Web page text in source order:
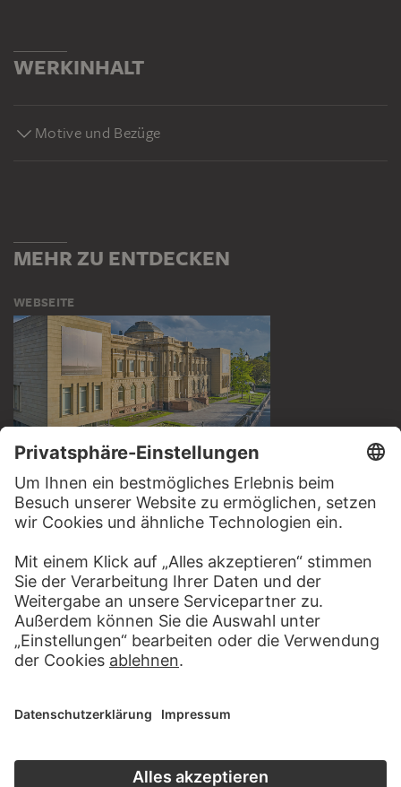
WERKINHALT
Motive und Bezüge
MEHR ZU ENTDECKEN
WEBSEITE
BESUCHEN SIE DAS
STÄDEL MUSEUM
ZUR WEBSEITE
KONTAKT
Haben Sie Anregungen, Fragen oder Informationen zu
SCHREIBEN SIE UNS